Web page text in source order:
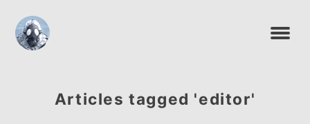
Articles tagged 'editor'